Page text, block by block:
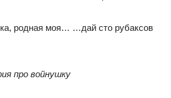
родная моя… …дай сто рубаксов
про войнушку